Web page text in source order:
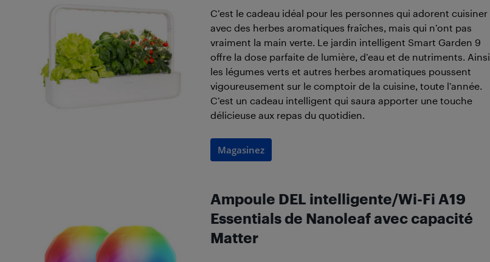
C’est le cadeau idéal pour les personnes qui adorent cuisiner
avec des herbes aromatiques fraîches, mais qui n’ont pas
vraiment la main verte. Le jardin intelligent Smart Garden 9
offre la dose parfaite de lumière, d’eau et de nutriments. Ainsi,
les légumes verts et autres herbes aromatiques poussent
vigoureusement sur le comptoir de la cuisine, toute l’année.
C’est un cadeau intelligent qui saura apporter une touche
délicieuse aux repas du quotidien.
Magasinez
Ampoule DEL intelligente/Wi-Fi A19
Essentials de Nanoleaf avec capacité
Matter